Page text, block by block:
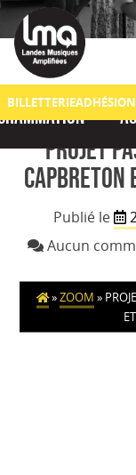
Skip
content
BILLETTERIEADHÉSION
Projet
Capbreton
Publié le
Aucun
»ZOOM »